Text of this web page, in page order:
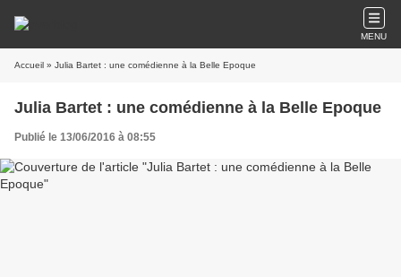
MENU
Accueil » Julia Bartet : une comédienne à la Belle Epoque
Julia Bartet : une comédienne à la Belle Epoque
Publié le 13/06/2016 à 08:55